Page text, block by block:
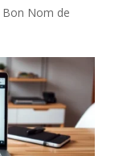
Bon Nom de